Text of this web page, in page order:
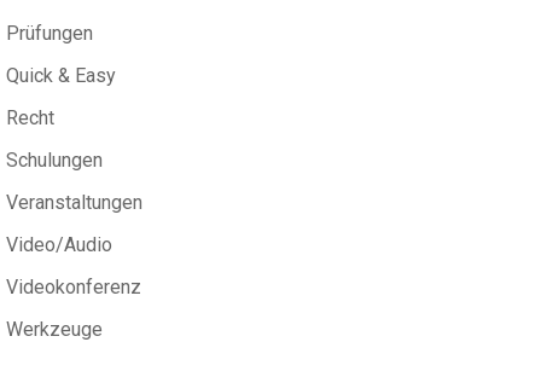
Prüfungen
Quick & Easy
Recht
Schulungen
Veranstaltungen
Video/Audio
Videokonferenz
Werkzeuge